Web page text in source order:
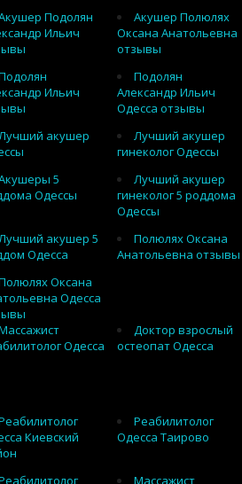
Подолян
Ильич
Акушер Полюлях
Оксана Анатольевна
отзывы
Ильич
Подолян
Александр Ильич
Одесса отзывы
акушер
Лучший акушер
гинеколог Одессы
5
Одессы
Лучший акушер
гинеколог 5 роддома
Одессы
акушер 5
Одесса
Полюлях Оксана
Анатольевна отзывы
Оксана
Одесса
Одесса
Доктор взрослый
остеопат Одесса
Киевский
Реабилитолог
Одесса Таирово
Массажист